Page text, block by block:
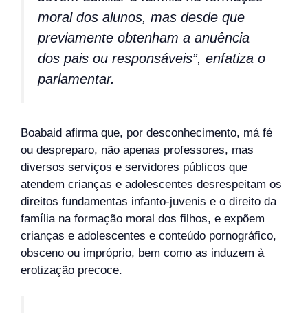
moral dos alunos, mas desde que
previamente obtenham a anuência
dos pais ou responsáveis”, enfatiza o
parlamentar.
Boabaid afirma que, por desconhecimento, má fé
ou despreparo, não apenas professores, mas
diversos serviços e servidores públicos que
atendem crianças e adolescentes desrespeitam os
direitos fundamentas infanto-juvenis e o direito da
família na formação moral dos filhos, e expõem
crianças e adolescentes e conteúdo pornográfico,
obsceno ou impróprio, bem como as induzem à
erotização precoce.